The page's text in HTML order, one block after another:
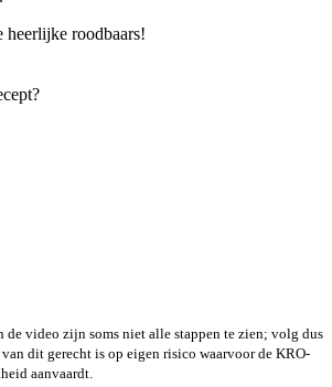
heerlijke roodbaars!
video zijn soms niet alle stappen te zien; volg dus
dit gerecht is op eigen risico waarvoor de KRO-
aanvaardt.